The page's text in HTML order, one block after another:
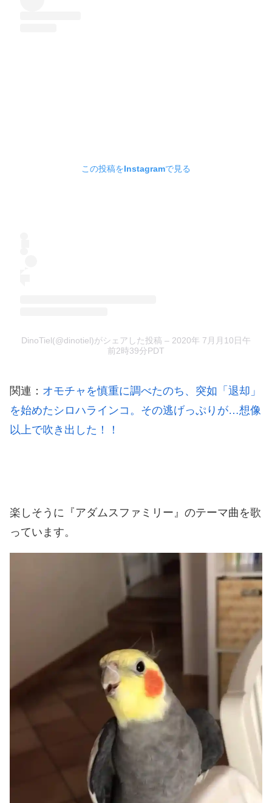
この投稿をInstagramで見る
DinoTiel(@dinotiel)がシェアした投稿 – 2020年 7月月10日午
前2時39分PDT
関連： オモチャを慎重に調べたのち、突如「退却」
を始めたシロハラインコ。その逃げっぷりが…想像
以上で吹き出した！！
楽しそうに『アダムスファミリー』のテーマ曲を歌
っています。